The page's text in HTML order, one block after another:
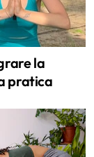
la
pratica